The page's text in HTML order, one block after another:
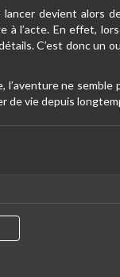
lancer devient
à l’acte. En effet,
C’est donc un
l’aventure ne
vie depuis